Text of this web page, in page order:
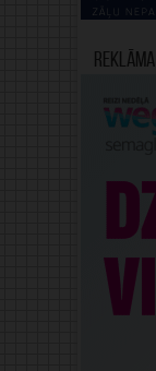
Reklāma